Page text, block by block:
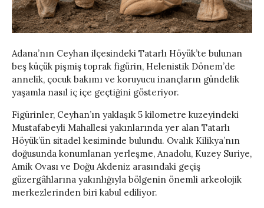
Adana’nın Ceyhan ilçesindeki Tatarlı Höyük’te bulunan
beş küçük pişmiş toprak figürin, Helenistik Dönem’de
annelik, çocuk bakımı ve koruyucu inançların gündelik
yaşamla nasıl iç içe geçtiğini gösteriyor.
Figürinler, Ceyhan’ın yaklaşık 5 kilometre kuzeyindeki
Mustafabeyli Mahallesi yakınlarında yer alan Tatarlı
Höyük’ün sitadel kesiminde bulundu. Ovalık Kilikya’nın
doğusunda konumlanan yerleşme, Anadolu, Kuzey Suriye,
Amik Ovası ve Doğu Akdeniz arasındaki geçiş
güzergâhlarına yakınlığıyla bölgenin önemli arkeolojik
merkezlerinden biri kabul ediliyor.